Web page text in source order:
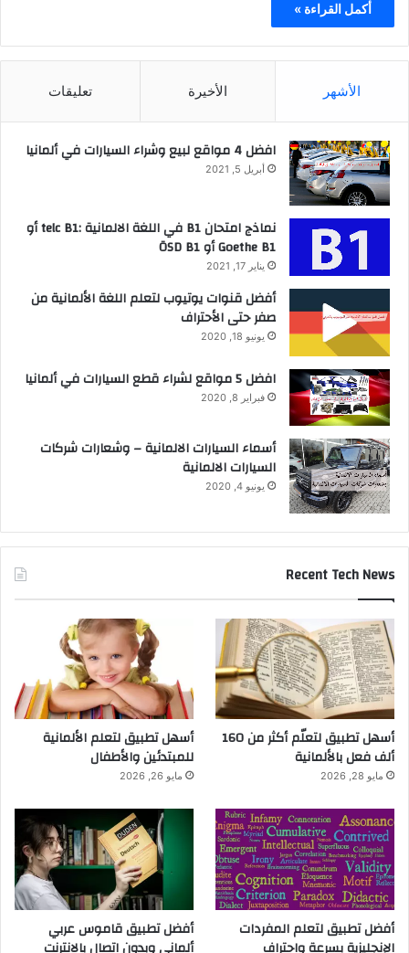
أكمل القراءة »
الأشهر الأخيرة تعليقات
افضل 4 مواقع لبيع وشراء السيارات في ألمانيا
أبريل 5, 2021
نماذج امتحان B1 في اللغة الالمانية :telc B1 أو
Goethe B1 أو ÖSD B1
يناير 17, 2021
أفضل قنوات يوتيوب لتعلم اللغة الألمانية من
صفر حتى الأحتراف
يونيو 18, 2020
افضل 5 مواقع لشراء قطع السيارات في ألمانيا
فبراير 8, 2020
أسماء السيارات الالمانية – وشعارات شركات
السيارات الالمانية
يونيو 4, 2020
Recent Tech News
أسهل تطبيق لتعلّم أكثر من 160
ألف فعل بالألمانية
مايو 28, 2026
أسهل تطبيق لتعلم الألمانية
للمبتدئين والأطفال
مايو 26, 2026
أفضل تطبيق لتعلم المفردات
الإنجليزية بسرعة واحتراف
أفضل تطبيق قاموس عربي
ألماني وبدون اتصال بالانترنت